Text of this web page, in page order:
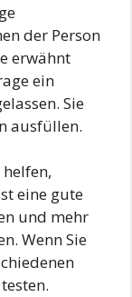
der Person
erwähnt
ein
Sie
ausfüllen.
eine gute
und mehr
Wenn Sie